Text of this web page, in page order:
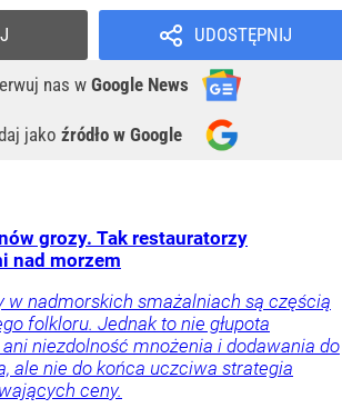
UDOSTĘPNIJ
nas w Google News
jako źródło w Google
grozy. Tak restauratorzy
nad morzem
w nadmorskich smażalniach są częścią
folkloru. Jednak to nie głupota
niezdolność mnożenia i dodawania do
ale nie do końca uczciwa strategia
ceny.